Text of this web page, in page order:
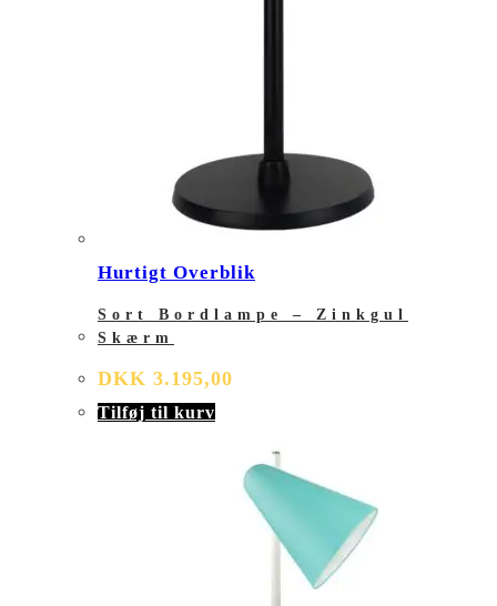
Hurtigt Overblik
Sort Bordlampe – Zinkgul
Skærm
DKK 3.195,00
Tilføj til kurv